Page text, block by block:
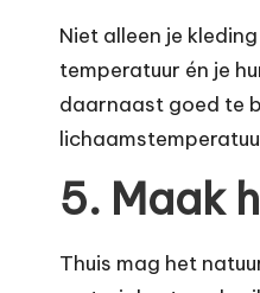
Niet alleen je
temperatuur én je
daarnaast goed te
5. Maak
Thuis mag het